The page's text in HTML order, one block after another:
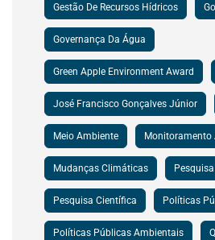
Gestão De Recursos Hídricos
Governança Da Água
Green Apple Environment Award
José Francisco Gonçalves Júnior
Meio Ambiente Monitoramento
Mudanças Climáticas
Pesquisa Científica Políticas
Políticas Públicas Ambientais